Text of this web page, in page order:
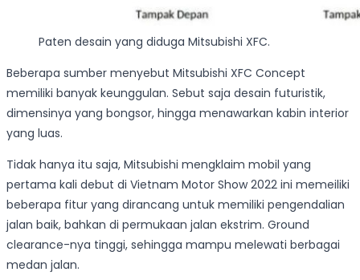
Paten desain yang diduga Mitsubishi XFC.
Beberapa sumber menyebut Mitsubishi XFC Concept
memiliki banyak keunggulan. Sebut saja desain futuristik,
dimensinya yang bongsor, hingga menawarkan kabin interior
yang luas.
Tidak hanya itu saja, Mitsubishi mengklaim mobil yang
pertama kali debut di Vietnam Motor Show 2022 ini memeiliki
beberapa fitur yang dirancang untuk memiliki pengendalian
jalan baik, bahkan di permukaan jalan ekstrim. Ground
clearance-nya tinggi, sehingga mampu melewati berbagai
medan jalan.